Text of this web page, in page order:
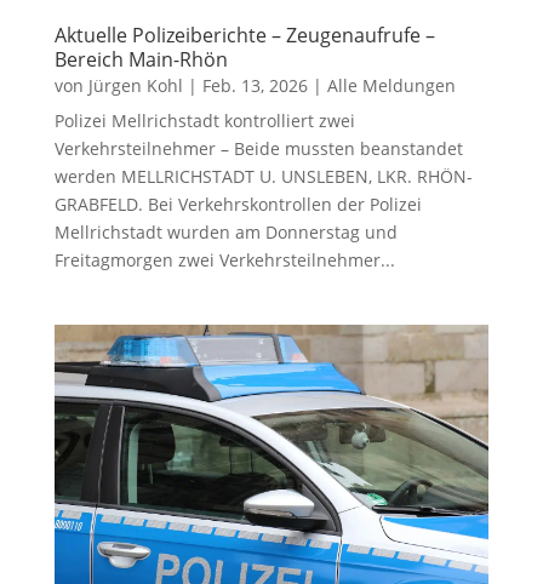
Aktuelle Polizeiberichte – Zeugenaufrufe –
Bereich Main-Rhön
von Jürgen Kohl | Feb. 13, 2026| Alle Meldungen
Polizei Mellrichstadt kontrolliert zwei
Verkehrsteilnehmer – Beide mussten beanstandet
werden MELLRICHSTADT U. UNSLEBEN, LKR. RHÖN-
GRABFELD. Bei Verkehrskontrollen der Polizei
Mellrichstadt wurden am Donnerstag und
Freitagmorgen zwei Verkehrsteilnehmer...